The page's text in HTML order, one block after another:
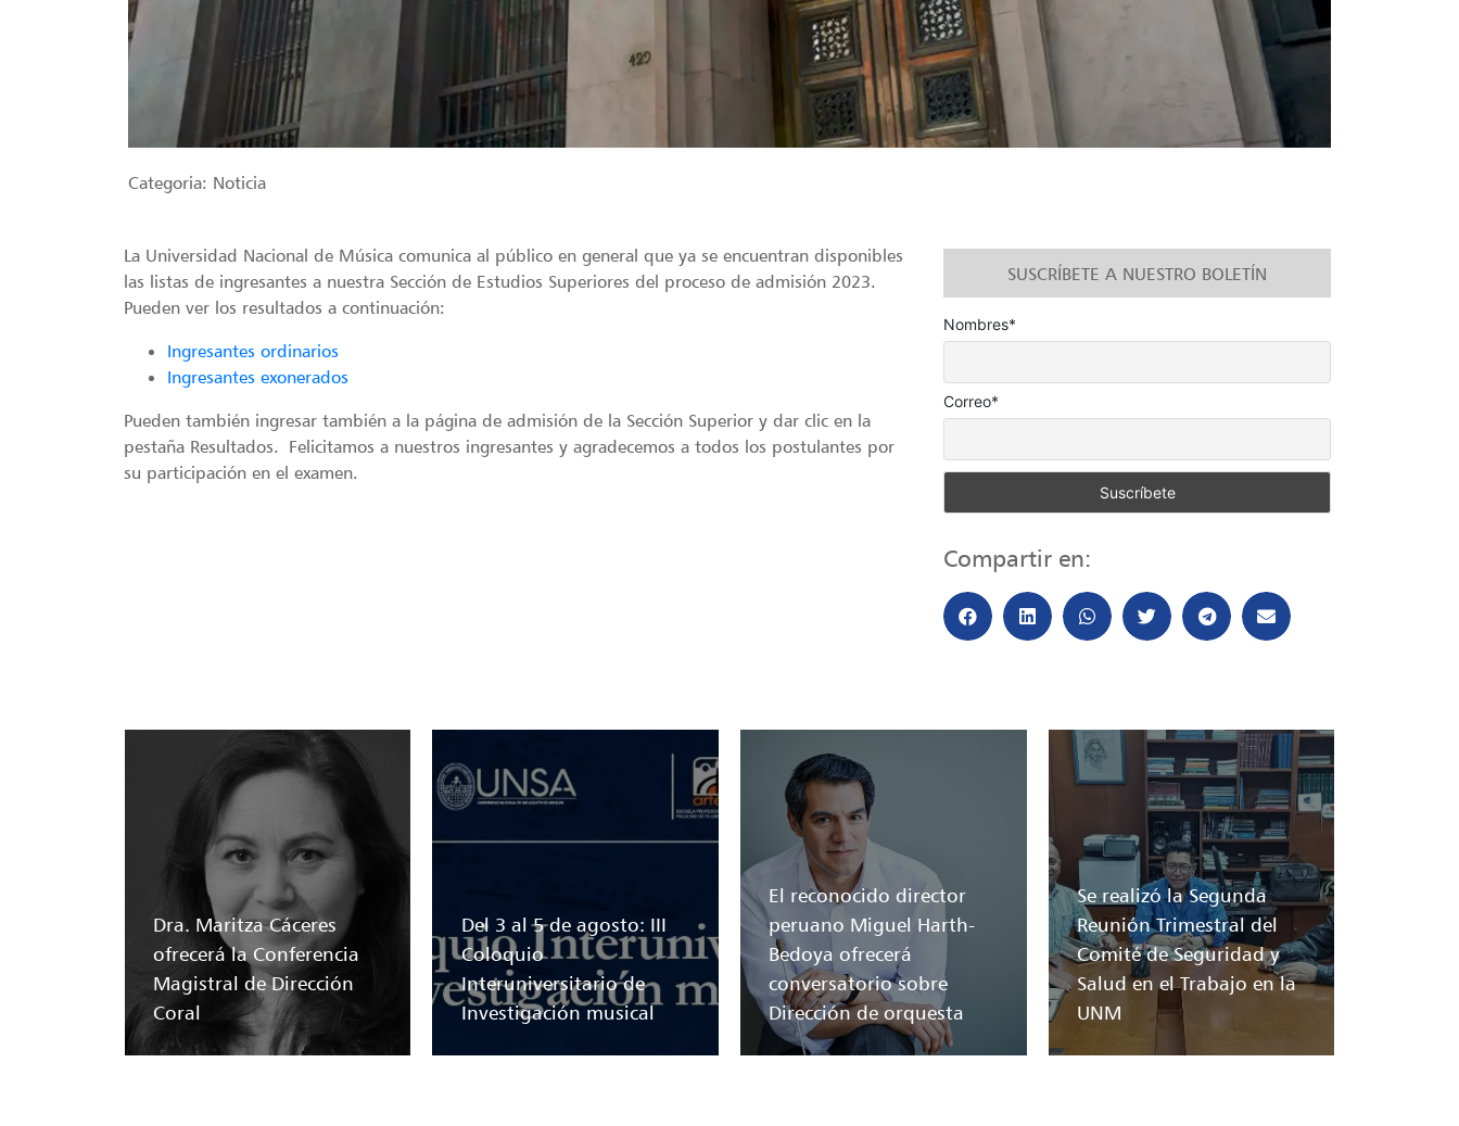
Categoria: Noticia
La Universidad Nacional de Música comunica al público en general que ya se encuentran disponibles
las listas de ingresantes a nuestra Sección de Estudios Superiores del proceso de admisión 2023.
Pueden ver los resultados a continuación:
Ingresantes ordinarios
Ingresantes exonerados
Pueden también ingresar también a la página de admisión de la Sección Superior y dar clic en la
pestaña Resultados. Felicitamos a nuestros ingresantes y agradecemos a todos los postulantes por
su participación en el examen.
SUSCRÍBETE A NUESTRO BOLETÍN
Nombres*
Correo*
Compartir en:
Dra. Maritza Cáceres
ofrecerá la Conferencia
Magistral de Dirección
Coral
Del 3 al 5 de agosto: III
Coloquio
Interuniversitario de
Investigación musical
El reconocido director
peruano Miguel Harth-
Bedoya ofrecerá
conversatorio sobre
Dirección de orquesta
Se realizó la Segunda
Reunión Trimestral del
Comité de Seguridad y
Salud en el Trabajo en la
UNM